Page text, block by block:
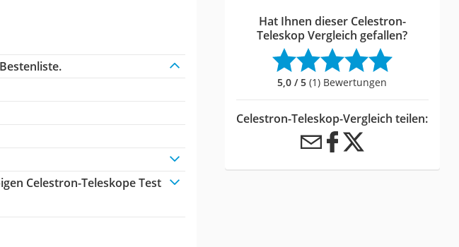
Celestron-Teleskope Test
Hat Ihnen dieser Celestron-
Teleskop Vergleich gefallen?
5,0 / 5 (1) Bewertungen
Celestron-Teleskop-Vergleich teilen: